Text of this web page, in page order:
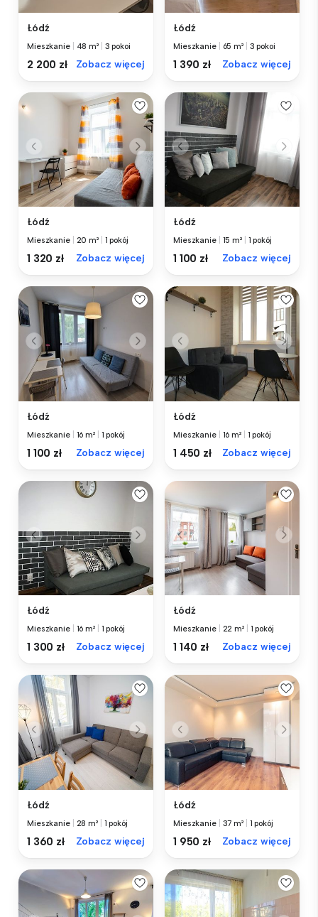
Łódź
Mieszkanie 48 m² 3 pokoi
2 200 zł Zobacz więcej
Łódź
Mieszkanie 65 m² 3 pokoi
1 390 zł Zobacz więcej
Łódź
Mieszkanie 20 m² 1 pokój
1 320 zł Zobacz więcej
Łódź
Mieszkanie 15 m² 1 pokój
1 100 zł Zobacz więcej
Łódź
Mieszkanie 16 m² 1 pokój
1 100 zł Zobacz więcej
Łódź
Mieszkanie 16 m² 1 pokój
1 450 zł Zobacz więcej
Łódź
Mieszkanie 16 m² 1 pokój
1 300 zł Zobacz więcej
Łódź
Mieszkanie 22 m² 1 pokój
1 140 zł Zobacz więcej
Łódź
Mieszkanie 28 m² 1 pokój
1 360 zł Zobacz więcej
Łódź
Mieszkanie 37 m² 1 pokój
1 950 zł Zobacz więcej